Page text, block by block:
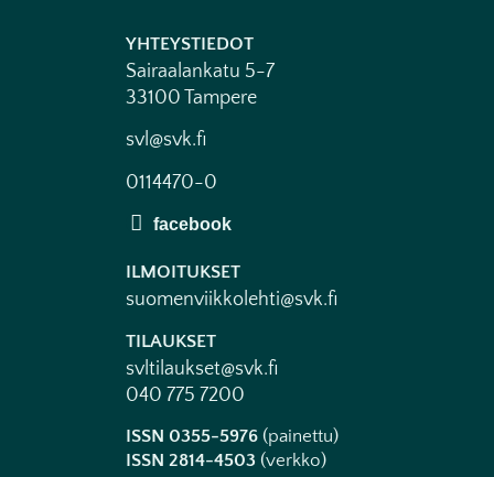
YHTEYSTIEDOT
Sairaalankatu 5-7
33100 Tampere
svl@svk.fi
0114470-0
ILMOITUKSET
suomenviikkolehti@svk.fi
TILAUKSET
svltilaukset@svk.fi
040 775 7200
ISSN 0355-5976 (painettu)
ISSN 2814-4503 (verkko)